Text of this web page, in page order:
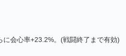
会心率+23.2%。(戦闘終了まで有効)